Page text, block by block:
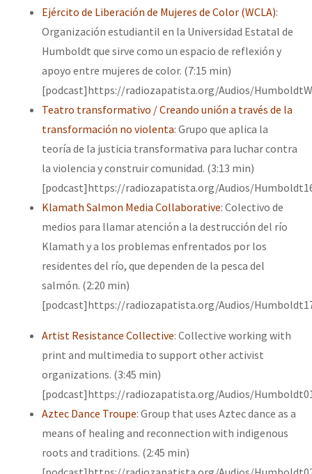
Ejército de Liberación de Mujeres de Color (WCLA):
Organización estudiantil en la Universidad Estatal de
Humboldt que sirve como un espacio de reflexión y
apoyo entre mujeres de color. (7:15 min)
[podcast]https://radiozapatista.org/Audios/
Teatro transformativo / Creando unión a través de la
transformación no violenta: Grupo que aplica la
teoría de la justicia transformativa para luchar contra
la violencia y construir comunidad. (3:13 min)
[podcast]https://radiozapatista.org/Audios/
Klamath Salmon Media Collaborative: Colectivo de
medios para llamar atención a la destrucción del río
Klamath y a los problemas enfrentados por los
residentes del río, que dependen de la pesca del
salmón. (2:20 min)
[podcast]https://radiozapatista.org/Audios/
Artist Resistance Collective: Collective working with
print and multimedia to support other activist
organizations. (3:45 min)
[podcast]https://radiozapatista.org/Audios/
Aztec Dance Troupe: Group that uses Aztec dance as a
means of healing and reconnection with indigenous
roots and traditions. (2:45 min)